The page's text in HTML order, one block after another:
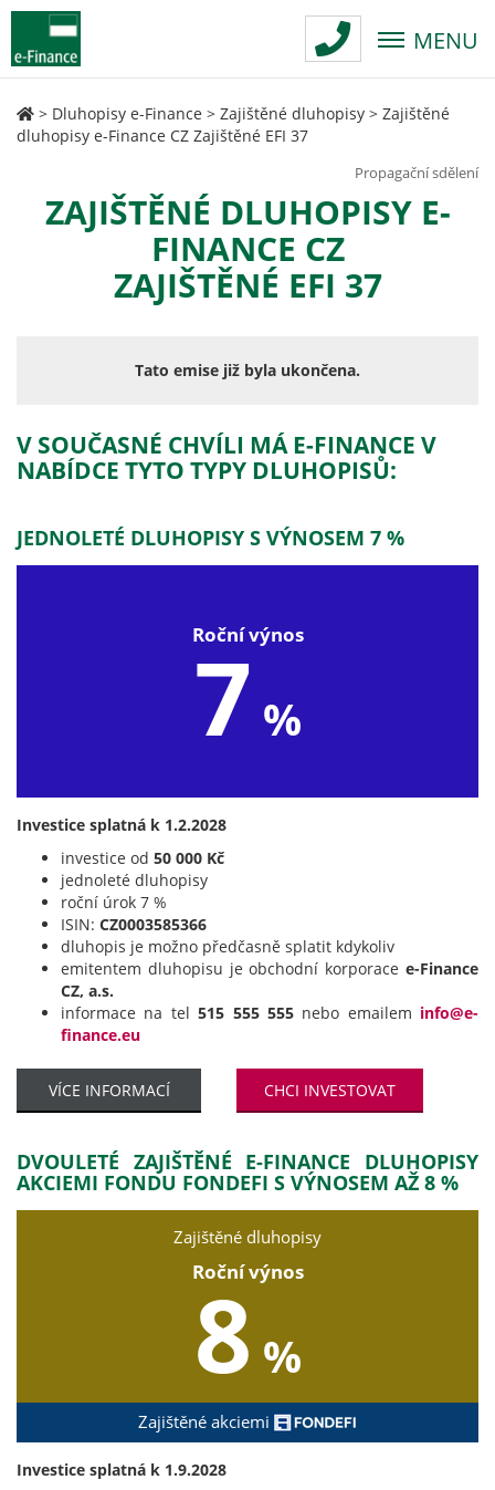
MENU
> Dluhopisy e-Finance > Zajištěné dluhopisy > Zajištěné
dluhopisy e-Finance CZ Zajištěné EFI 37
Propagační sdělení
ZAJIŠTĚNÉ DLUHOPISY E-
FINANCE CZ
ZAJIŠTĚNÉ EFI 37
Tato emise již byla ukončena.
V SOUČASNÉ CHVÍLI MÁ E-FINANCE V
NABÍDCE TYTO TYPY DLUHOPISŮ:
JEDNOLETÉ DLUHOPISY S VÝNOSEM 7 %
Roční výnos
7 %
Investice splatná k 1.2.2028
investice od 50 000 Kč
jednoleté dluhopisy
roční úrok 7 %
ISIN: CZ0003585366
dluhopis je možno předčasně splatit kdykoliv
emitentem dluhopisu je obchodní korporace e-Finance
CZ, a.s.
informace na tel515 555 555nebo emailem info@e-
finance.eu
VÍCE INFORMACÍ CHCI INVESTOVAT
DVOULETÉ ZAJIŠTĚNÉ E-FINANCE DLUHOPISY
AKCIEMI FONDU FONDEFI S VÝNOSEM AŽ 8 %
Zajištěné dluhopisy
Roční výnos
8 %
Zajištěné akciemi
Investice splatná k 1.9.2028